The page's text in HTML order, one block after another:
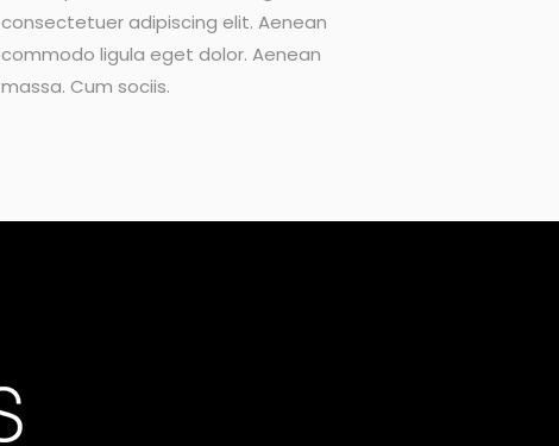
consectetuer adipiscing elit. Aenean
commodo ligula eget dolor. Aenean
massa. Cum sociis.